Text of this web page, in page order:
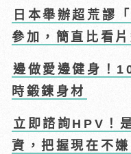
日本舉辦超荒謬
參加，簡直比看片
邊做愛邊健身！
時鍛鍊身材
立即諮詢HPV！
資，把握現在不